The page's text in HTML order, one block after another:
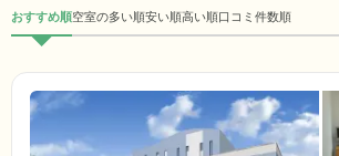
おすすめ順空室の多い順安い順高い順口コミ件数順